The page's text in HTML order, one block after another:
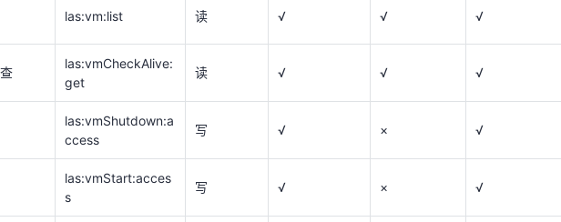
s
las:vmUpgradeVer
sion:access
las:vmChangeSub
net:access
las:vmUpdate:acc
ess
las:vm:list 读 √ √ √
las:vmCheckAlive:
get
读 √ √ √
las:vmShutdown:a
ccess
写 √ × √
las:vmStart:acces
s
写 √ × √